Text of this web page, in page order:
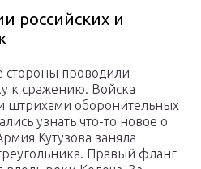
российских и
стороны проводили
к сражению. Войска
штрихами оборонительных
узнать что-то новое о
Кутузова заняла
Правый фланг